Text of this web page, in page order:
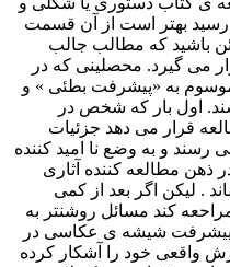
رسید بهتر است از آن قسمت
باشید که مطالب جالب
می گیرد. محصلینی که در
به «پیشرفت بطئی » و
اول بار که شخص در
قرار می دهد جزئیات
و به وضع نا امید کننده
ذهن مطالعه کننده آثاری
. لیکن اگر بعد از کمی
کند مسائل روشنتر به
پیشرفت شیشه ی عکاسی در
واقعی خود را آشکار کرده